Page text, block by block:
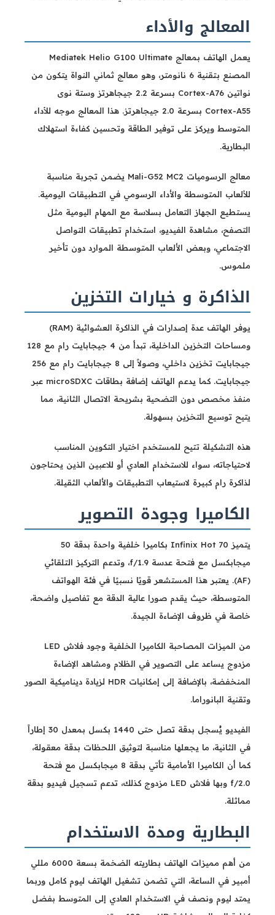
المعالج والأداء
يعمل الهاتف بمعالج Mediatek Helio G100 Ultimate
المصنع بتقنية 6 نانومتر، وهو معالج ثماني النواة يتكون من
نواتين Cortex-A76 بسرعة 2.2 جيجاهرتز وستة نوى
Cortex-A55 بسرعة 2.0 جيجاهرتز. هذا المعالج موجه للأداء
المتوسط ويركز على توفير الطاقة وتحسين كفاءة استهلاك
البطارية.
معالج الرسوميات Mali-G52 MC2 يضمن تجربة مناسبة
للألعاب المتوسطة والأداء الرسومي في التطبيقات اليومية.
يستطيع الجهاز التعامل بسلاسة مع المهام اليومية مثل
التصفح، مشاهدة الفيديو، استخدام تطبيقات التواصل
الاجتماعي، وبعض الألعاب المتوسطة الموارد دون تأخير
ملموس.
الذاكرة و خيارات التخزين
يوفر الهاتف عدة إصدارات في الذاكرة العشوائية (RAM)
ومساحات التخزين الداخلية، تبدأ من 4 جيجابايت رام مع 128
جيجابايت تخزين داخلي، وصولاً إلى 8 جيجابايت رام مع 256
جيجابايت. كما يدعم الهاتف إضافة بطاقات microSDXC عبر
منفذ مخصص دون التضحية بشريحة الاتصال الثانية، مما
يتيح توسيع التخزين بسهولة.
هذه التشكيلة تتيح للمستخدم اختيار التكوين المناسب
لاحتياجاته، سواء للاستخدام العادي أو للاعبين الذين يحتاجون
لذاكرة رام كبيرة لاستيعاب التطبيقات والألعاب الثقيلة.
الكاميرا وجودة التصوير
يتميز Infinix Hot 70 بكاميرا خلفية واحدة بدقة 50
ميجابكسل مع فتحة عدسة f/1.9، وتدعم التركيز التلقائي
(AF). يعتبر هذا المستشعر قويًا نسبيًا في فئة الهواتف
المتوسطة، حيث يقدم صورا عالية الدقة مع تفاصيل واضحة،
خاصة في ظروف الإضاءة الجيدة.
من الميزات المصاحبة الكاميرا الخلفية وجود فلاش LED
مزدوج يساعد على التصوير في الظلام ومشاهد الإضاءة
المنخفضة، بالإضافة إلى إمكانيات HDR لزيادة ديناميكية الصور
وتقنية البانوراما.
الفيديو يُسجل بدقة تصل حتى 1440 بكسل بمعدل 30 إطاراً
في الثانية، ما يجعلها مناسبة لتوثيق اللحظات بدقة معقولة،
كما أن الكاميرا الأمامية تأتي بدقة 8 ميجابكسل مع فتحة
f/2.0 وبها فلاش LED مزدوج كذلك، تدعم تسجيل فيديو بدقة
مماثلة.
البطارية ومدة الاستخدام
من أهم مميزات الهاتف بطاريته الضخمة بسعة 6000 مللي
أمبير في الساعة، التي تضمن تشغيل الهاتف ليوم كامل وربما
يمتد ليوم ونصف في الاستخدام العادي إلى المتوسط بفضل